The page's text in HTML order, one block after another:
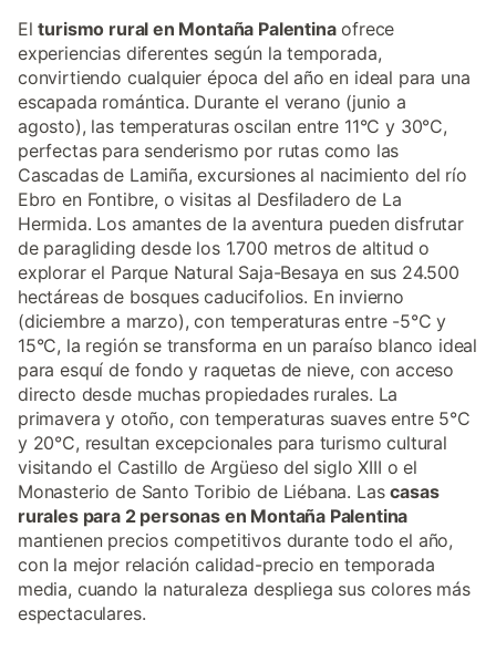
Elturismo rural en Montaña Palentinaofrece
experiencias diferentes según la temporada,
convirtiendo cualquier época del año en ideal para una
escapada romántica. Durante el verano (junio a
agosto), las temperaturas oscilan entre 11°C y 30°C,
perfectas para senderismo por rutas como las
Cascadas de Lamiña, excursiones al nacimiento del río
Ebro en Fontibre, o visitas al Desfiladero de La
Hermida. Los amantes de la aventura pueden disfrutar
de paragliding desde los 1.700 metros de altitud o
explorar el Parque Natural Saja-Besaya en sus 24.500
hectáreas de bosques caducifolios. En invierno
(diciembre a marzo), con temperaturas entre -5°C y
15°C, la región se transforma en un paraíso blanco ideal
para esquí de fondo y raquetas de nieve, con acceso
directo desde muchas propiedades rurales. La
primavera y otoño, con temperaturas suaves entre 5°C
y 20°C, resultan excepcionales para turismo cultural
visitando el Castillo de Argüeso del siglo XIII o el
Monasterio de Santo Toribio de Liébana. Lascasas
rurales para 2 personas en Montaña Palentina
mantienen precios competitivos durante todo el año,
con la mejor relación calidad-precio en temporada
media, cuando la naturaleza despliega sus colores más
espectaculares.